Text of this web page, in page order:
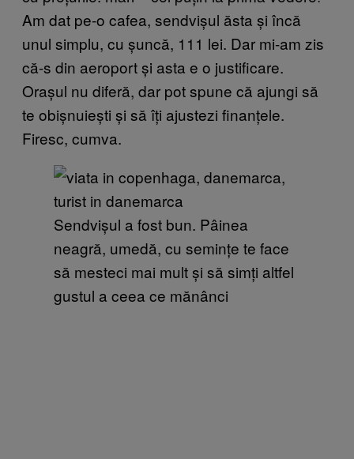
Am dat pe-o cafea, sendvișul ăsta și încă
unul simplu, cu șuncă, 111 lei. Dar mi-am zis
că-s din aeroport și asta e o justificare.
Orașul nu diferă, dar pot spune că ajungi să
te obișnuiești și să îți ajustezi finanțele.
Firesc, cumva.
Sendvișul a fost bun. Pâinea
neagră, umedă, cu semințe te face
să mesteci mai mult și să simți altfel
gustul a ceea ce mănânci